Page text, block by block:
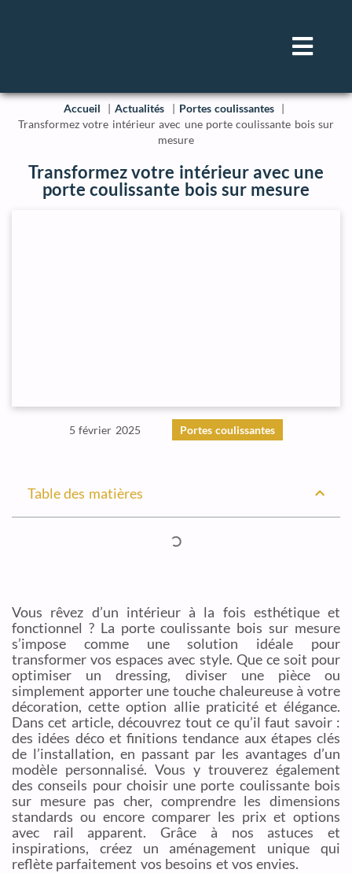
Accueil Actualités
Portes coulissantes
Transformez votre intérieur avec une porte coulissante bois sur
mesure
Transformez votre intérieur avec une
porte coulissante bois sur mesure
5 février 2025 Portes coulissantes
Table des matières
Vous rêvez d’un intérieur à la fois esthétique et
fonctionnel ? La porte coulissante bois sur mesure
s’impose comme une solution idéale pour
transformer vos espaces avec style. Que ce soit pour
optimiser un dressing, diviser une pièce ou
simplement apporter une touche chaleureuse à votre
décoration, cette option allie praticité et élégance.
Dans cet article, découvrez tout ce qu’il faut savoir :
des idées déco et finitions tendance aux étapes clés
de l’installation, en passant par les avantages d’un
modèle personnalisé. Vous y trouverez également
des conseils pour choisir une porte coulissante bois
sur mesure pas cher, comprendre les dimensions
standards ou encore comparer les prix et options
avec rail apparent. Grâce à nos astuces et
inspirations, créez un aménagement unique qui
reflète parfaitement vos besoins et vos envies.